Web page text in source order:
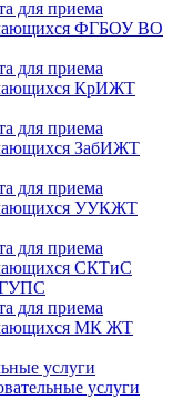
для приема
ФГБОУ ВО
для приема
КрИЖТ
для приема
ЗабИЖТ
для приема
УУКЖТ
для приема
СКТиС
для приема
МК ЖТ
услуги
услуги